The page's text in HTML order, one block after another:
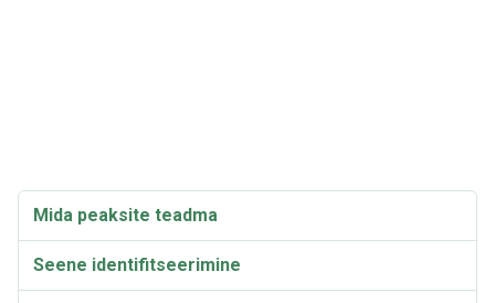
Mida peaksite teadma
Seene identifitseerimine